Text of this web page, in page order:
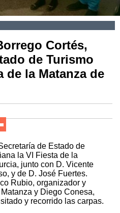
Cortés,
de Turismo
de la Matanza de
de Estado de
la VI Fiesta de la
junto con D. Vicente
y de D. José Fuertes.
Rubio, organizador y
y Diego Conesa,
y recorrido las carpas.